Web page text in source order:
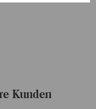
Kunden